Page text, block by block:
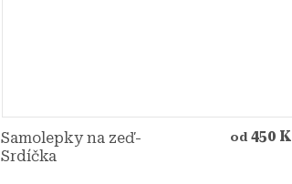
Samolepky na zeď-
Srdíčka
od 450